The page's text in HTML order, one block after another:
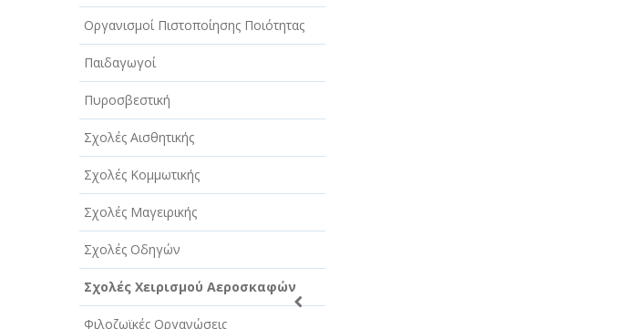
Οργανισμοί Πιστοποίησης Ποιότητας
Παιδαγωγοί
Πυροσβεστική
Σχολές Αισθητικής
Σχολές Κομμωτικής
Σχολές Μαγειρικής
Σχολές Οδηγών
Σχολές Χειρισμού Αεροσκαφών
Φιλοζωϊκές Οργανώσεις